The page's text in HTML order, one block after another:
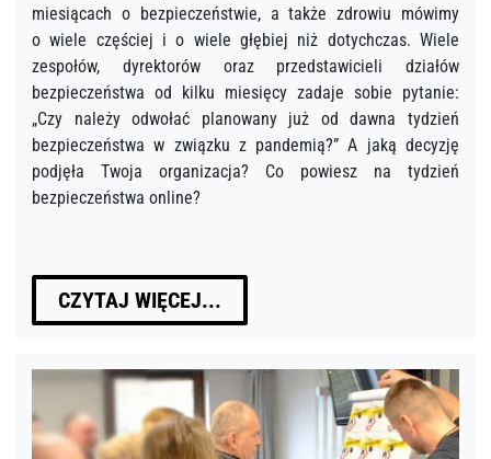
miesiącach o bezpieczeństwie, a także zdrowiu mówimy
o wiele częściej i o wiele głębiej niż dotychczas. Wiele
zespołów, dyrektorów oraz przedstawicieli działów
bezpieczeństwa od kilku miesięcy zadaje sobie pytanie:
„Czy należy odwołać planowany już od dawna tydzień
bezpieczeństwa w związku z pandemią?” A jaką decyzję
podjęła Twoja organizacja? Co powiesz na tydzień
bezpieczeństwa online?
CZYTAJ WIĘCEJ...